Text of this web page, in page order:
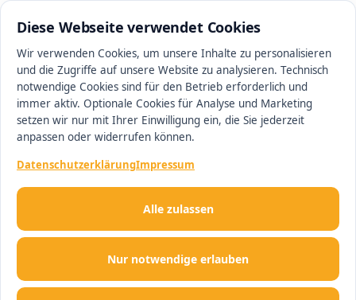
Diese Webseite verwendet Cookies
Wir verwenden Cookies, um unsere Inhalte zu personalisieren
und die Zugriffe auf unsere Website zu analysieren. Technisch
notwendige Cookies sind für den Betrieb erforderlich und
immer aktiv. Optionale Cookies für Analyse und Marketing
setzen wir nur mit Ihrer Einwilligung ein, die Sie jederzeit
anpassen oder widerrufen können.
DatenschutzerklärungImpressum
Nur notwendige erlauben
Alle zulassen